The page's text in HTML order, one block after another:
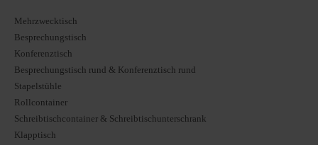
Mehrzwecktisch
Besprechungstisch
Konferenztisch
Besprechungstisch rund & Konferenztisch rund
Stapelstühle
Rollcontainer
Schreibtischcontainer & Schreibtischunterschrank
Klapptisch